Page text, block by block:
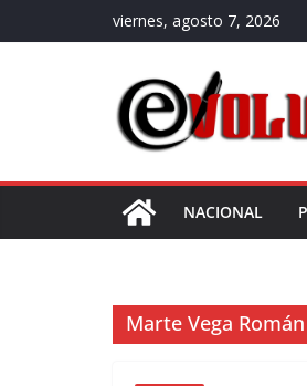
al
viernes, agosto 7, 2026
NACIONAL
Marte Vega Román